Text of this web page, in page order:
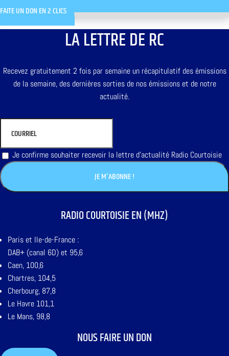
FAITE UN DON EN 2 CLICS
LA LETTRE DE RC
Recevez gratuitement 2 fois par semaine un récapitulatif des émissions
de la semaine, des dernières sorties de nos émissions et de notre
actualité.
Je confirme souhaiter recevoir la lettre d'actualité Radio Courtoisie
RADIO COURTOISIE EN (MHZ)
Paris et Ile-de-France :
DAB+ (canal 6D) et 95,6
Caen, 100,6
Chartres, 104,5
Cherbourg, 87,8
Le Havre 101,1
Le Mans, 98,8
NOUS FAIRE UN DON